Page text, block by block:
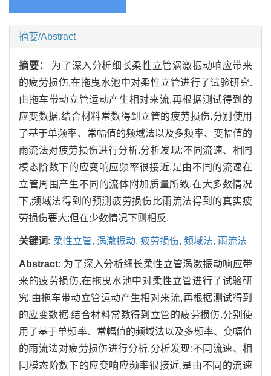
摘要/Abstract
摘要： 为了深入分析细长柔性立管涡激振动响应带来
的疲劳损伤,在拖曳水池中对柔性立管进行了试验研究.
由拖车带动立管运动产生相对来流,再根据测试得到的
应变数据,结合材料常数得到立管的疲劳损伤.分别使用
了基于单频率、常幅值的频域法以及多频率、变幅值的
雨流法对疲劳损伤进行分析.分析发现:不同流速、相同
模态阶数下的应变响应频率很接近,是由不同的流速在
立管周围产生不同的流体附加质量所致.在大多数情况
下,频域法得到的预测疲劳损伤比雨流法得到的真实疲
劳损伤要大;但在少数情况下则相反.
关键词: 柔性立管, 涡激振动, 疲劳损伤, 频域法, 雨流法
Abstract: 为了深入分析细长柔性立管涡激振动响应带
来的疲劳损伤,在拖曳水池中对柔性立管进行了试验研
究.由拖车带动立管运动产生相对来流,再根据测试得到
的应变数据,结合材料常数得到立管的疲劳损伤.分别使
用了基于单频率、常幅值的频域法以及多频率、变幅值
的雨流法对疲劳损伤进行分析.分析发现:不同流速、相
同模态阶数下的应变响应频率很接近,是由不同的流速